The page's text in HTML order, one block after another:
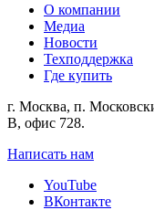
О компании
Медиа
Новости
Техподдержка
Где купить
г. Москва, п.
В, офис 728.
Написать нам
YouTube
ВКонтакте